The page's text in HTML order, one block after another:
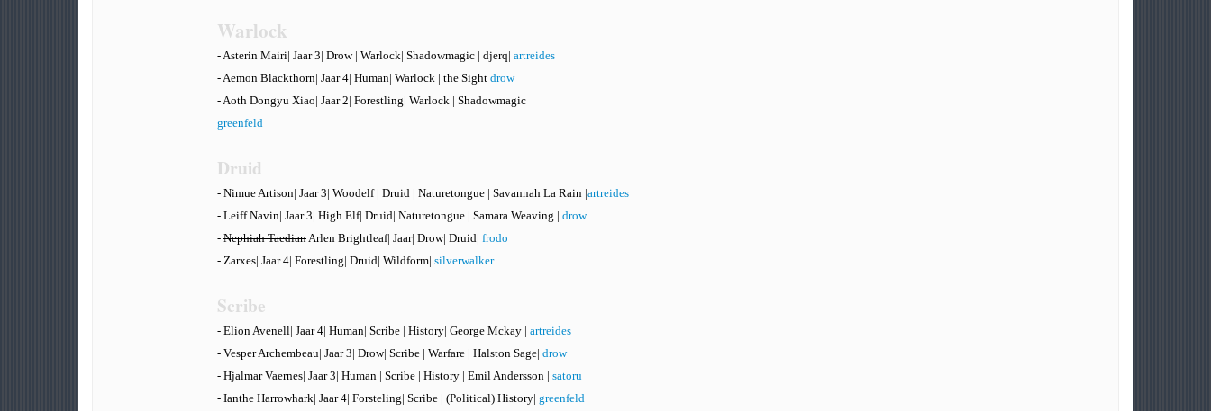
Warlock
- Asterin Mairi| Jaar 3| Drow | Warlock| Shadowmagic | djerq| artreides
- Aemon Blackthorn| Jaar 4| Human| Warlock | the Sight drow
- Aoth Dongyu Xiao| Jaar 2| Forestling| Warlock | Shadowmagic
greenfeld
Druid
- Nimue Artison| Jaar 3| Woodelf | Druid | Naturetongue | Savannah La Rain |artreides
- Leiff Navin| Jaar 3| High Elf| Druid| Naturetongue | Samara Weaving | drow
- Nephiah TaedianArlen Brightleaf| Jaar| Drow| Druid| frodo
- Zarxes| Jaar 4| Forestling| Druid| Wildform| silverwalker
Scribe
- Elion Avenell| Jaar 4| Human| Scribe | History| George Mckay | artreides
- Vesper Archembeau| Jaar 3| Drow| Scribe | Warfare | Halston Sage| drow
- Hjalmar Vaernes| Jaar 3| Human | Scribe | History | Emil Andersson | satoru
- Ianthe Harrowhark| Jaar 4| Forsteling| Scribe | (Political) History| greenfeld